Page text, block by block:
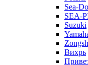
Sea-
SEA-
Suzuki
Вихрь